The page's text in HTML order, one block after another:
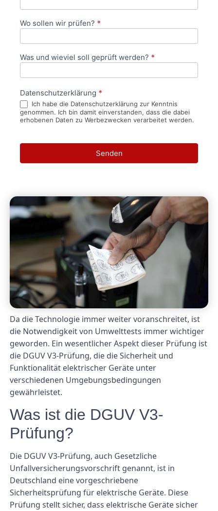
Wo sollen wir prüfen? *
Was und wieviel soll geprüft werden? *
Datenschutzerklärung *
Ich habe die Datenschutzerklärung zur Kenntnis
genommen. Ich bin damit einverstanden, dass die dabei
erhobenen Daten zu Werbezwecken verarbeitet werden.
Senden
Da die Technologie immer weiter voranschreitet, ist
die Notwendigkeit von Umwelttests immer wichtiger
geworden. Ein wesentlicher Aspekt dieser Prüfung ist
die DGUV V3-Prüfung, die die Sicherheit und
Funktionalität elektrischer Geräte unter
verschiedenen Umgebungsbedingungen
gewährleistet.
Was ist die DGUV V3-
Prüfung?
Die DGUV V3-Prüfung, auch Gesetzliche
Unfallversicherungsvorschrift genannt, ist in
Deutschland eine vorgeschriebene
Sicherheitsprüfung für elektrische Geräte. Diese
Prüfung stellt sicher, dass elektrische Geräte sicher